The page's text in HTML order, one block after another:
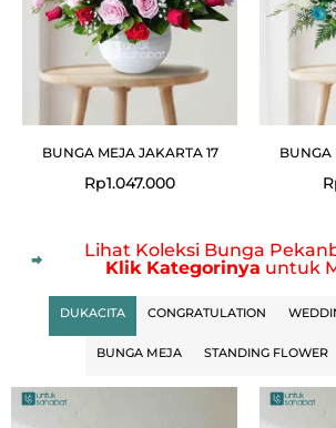
BUNGA MEJA JAKARTA 17
Rp1.047.000
BUNGA
Lihat Koleksi Bunga
Klik Kategorinya untuk
DUKACITA CONGRATULATION
BUNGA MEJA STANDING FLOWER